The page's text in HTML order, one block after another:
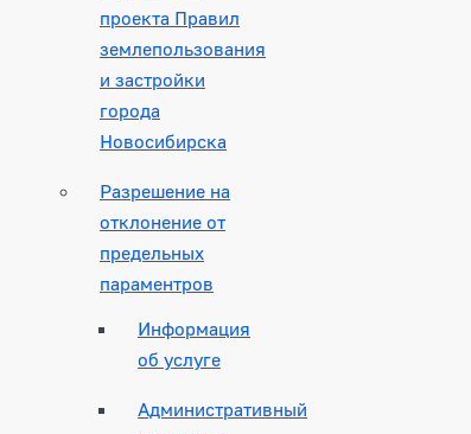
проекта Правил
землепользования
и застройки
города
Новосибирска
Разрешение на
отклонение от
предельных
параментров
Информация
об услуге
Административный